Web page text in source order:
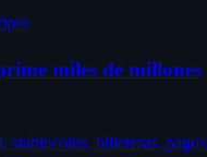
miles de millones
stablecoins, billeteras, pagos